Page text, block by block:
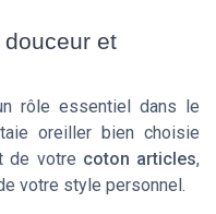
et
rôle essentiel dans le
oreiller bien choisie
de votre coton articles,
votre style personnel.